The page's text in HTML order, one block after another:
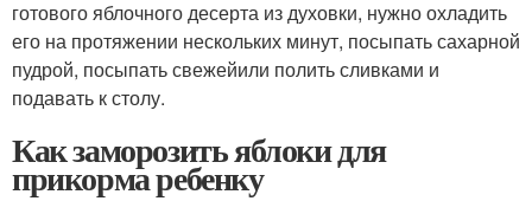
готового яблочного десерта из духовки, нужно охладить
его на протяжении нескольких минут, посыпать сахарной
пудрой, посыпать свежейили полить сливками и
подавать к столу.
Как заморозить яблоки для
прикорма ребенку